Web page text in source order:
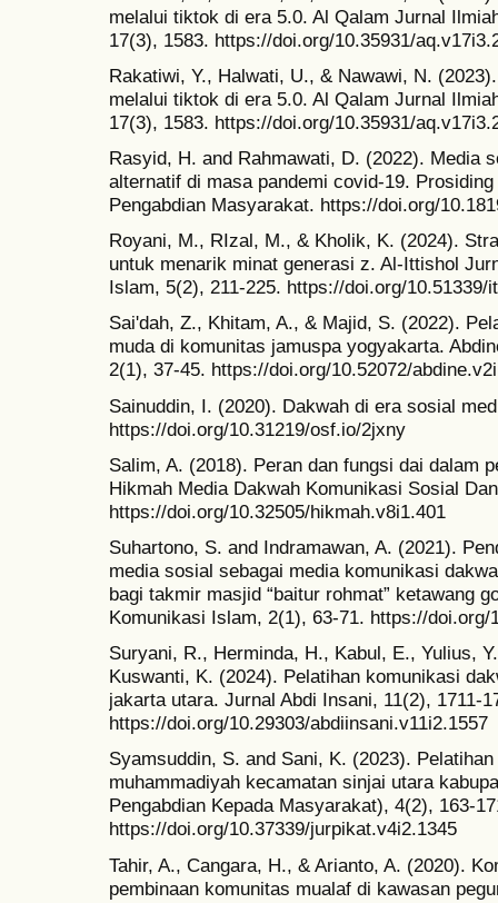
melalui tiktok di era 5.0. Al Qalam Jurnal
17(3), 1583. https://doi.org/10.35931/
Rakatiwi, Y., Halwati, U., & Nawawi, N.
melalui tiktok di era 5.0. Al Qalam Jurnal
17(3), 1583. https://doi.org/10.35931/
Rasyid, H. and Rahmawati, D. (2022). Media
alternatif di masa pandemi covid-19.
Pengabdian Masyarakat. https://doi.org/
Royani, M., RIzal, M., & Kholik, K. (2024).
untuk menarik minat generasi z. Al-Ittishol
Islam, 5(2), 211-225. https://doi.org/10.51339/
Sai'dah, Z., Khitam, A., & Majid, S. (2022).
muda di komunitas jamuspa yogyakarta.
2(1), 37-45. https://doi.org/10.52072/
Sainuddin, I. (2020). Dakwah di era sosial
https://doi.org/10.31219/osf.io/2jxny
Salim, A. (2018). Peran dan fungsi dai dalam
Hikmah Media Dakwah Komunikasi Sosial
https://doi.org/10.32505/hikmah.v8i1.401
Suhartono, S. and Indramawan, A. (2021).
media sosial sebagai media komunikasi
bagi takmir masjid “baitur rohmat” ketawang
Komunikasi Islam, 2(1), 63-71. https://doi.org/
Suryani, R., Herminda, H., Kabul, E., Yulius,
Kuswanti, K. (2024). Pelatihan komunikasi
jakarta utara. Jurnal Abdi Insani, 11(2), 1711-
https://doi.org/10.29303/abdiinsani.v11i2.1557
Syamsuddin, S. and Sani, K. (2023).
muhammadiyah kecamatan sinjai utara
Pengabdian Kepada Masyarakat), 4(2), 163-
https://doi.org/10.37339/jurpikat.v4i2.1345
Tahir, A., Cangara, H., & Arianto, A. (2020).
pembinaan komunitas mualaf di kawasan